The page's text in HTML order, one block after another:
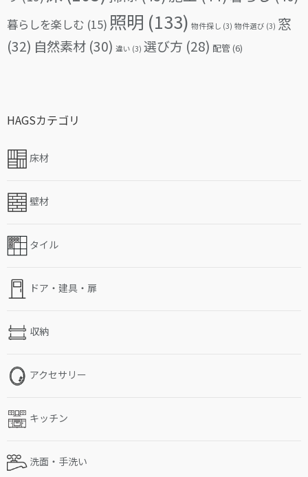
暮らしを楽しむ (15) 照明 (133) 物件探し (3) 物件選び (3) 窓
(32) 自然素材 (30) 違い (3) 選び方 (28) 配管(6)
HAGSカテゴリ
床材
壁材
タイル
ドア・建具・扉
収納
アクセサリー
キッチン
洗面・手洗い